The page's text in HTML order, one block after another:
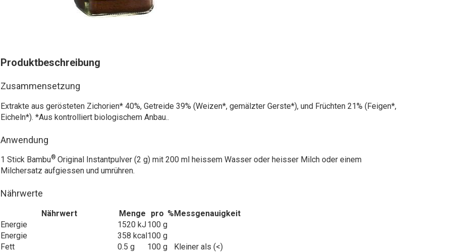
Produktbeschreibung
Zusammensetzung
Extrakte aus gerösteten Zichorien* 40%, Getreide 39% (Weizen*, gemälzter Gerste*), und Früchten 21% (Feigen*,
Eicheln*). *Aus kontrolliert biologischem Anbau..
Anwendung
1 Stick Bambu® Original Instantpulver (2 g) mit 200 ml heissem Wasser oder heisser Milch oder einem
Milchersatz aufgiessen und umrühren.
Nährwerte
Nährwert Menge pro %Messgenauigkeit
Energie
1520 kJ100 g
Energie
358 kcal100 g
Fett
0.5 g 100 g
Kleiner als (<)